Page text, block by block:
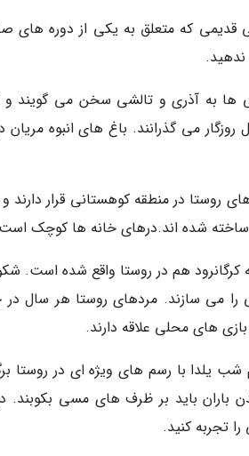
قدیمی که متعلق به یکی از دوره های
ها به آذری و تالشی سخن می گویند و
روزگار می گذرانند. باغ های انبوه
روستا در منطقه کوهستانی قرار دارند
شده اند.درهای خانه ها کوچک است
کرگانرود هم در روستا واقع شده است.
را می سازند. مردهای روستا هر سال
بازی های محلی علاقه دارند.
شب یلدا با رسم های ویژه ای در روستا
باران باید بر ظرف های مسی
تجربه کنید.